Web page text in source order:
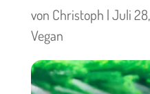
von Christoph |Juli
Vegan